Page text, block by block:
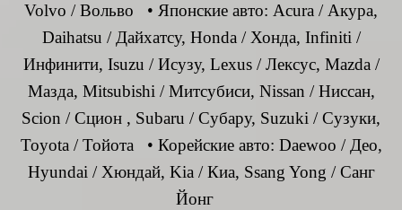
Volvo / Вольво • Японские авто: Acura / Акура,
Daihatsu / Дайхатсу, Honda / Хонда, Infiniti /
Инфинити, Isuzu / Исузу, Lexus / Лексус, Mazda /
Мазда, Mitsubishi / Митсубиси, Nissan / Ниссан,
Scion / Сцион , Subaru / Субару, Suzuki / Сузуки,
Toyota / Тойота • Корейские авто: Daewoo / Део,
Hyundai / Хюндай, Kia / Киа, Ssang Yong / Санг
Йонг